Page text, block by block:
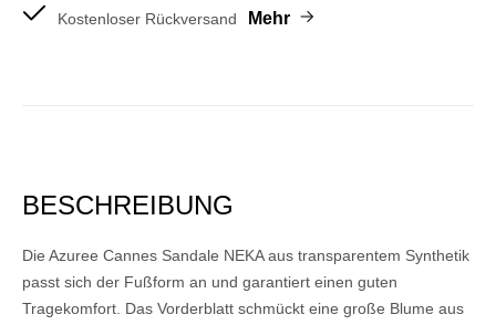
Kostenloser Rückversand Mehr
BESCHREIBUNG
Die Azuree Cannes Sandale NEKA aus transparentem Synthetik
passt sich der Fußform an und garantiert einen guten
Tragekomfort. Das Vorderblatt schmückt eine große Blume aus